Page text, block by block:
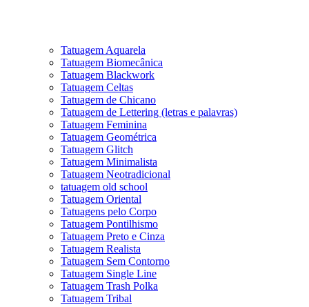
Tatuagem Aquarela
Tatuagem Biomecânica
Tatuagem Blackwork
Tatuagem Celtas
Tatuagem de Chicano
Tatuagem de Lettering (letras e palavras)
Tatuagem Feminina
Tatuagem Geométrica
Tatuagem Glitch
Tatuagem Minimalista
Tatuagem Neotradicional
tatuagem old school
Tatuagem Oriental
Tatuagens pelo Corpo
Tatuagem Pontilhismo
Tatuagem Preto e Cinza
Tatuagem Realista
Tatuagem Sem Contorno
Tatuagem Single Line
Tatuagem Trash Polka
Tatuagem Tribal